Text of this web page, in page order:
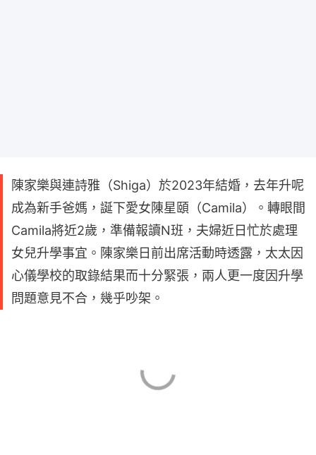
陳家樂與連詩雅（Shiga）於2023年結婚，去年升呢
成為新手爸媽，誕下愛女陳星頤（Camila）。轉眼間
Camila將近2歲，準備報讀N班，夫婦近日忙於處理
女兒升學事宜。陳家樂日前出席活動時透露，太太因
心儀學校的取錄結果而十分緊張，兩人更一度因升學
問題意見不合，幾乎吵架。